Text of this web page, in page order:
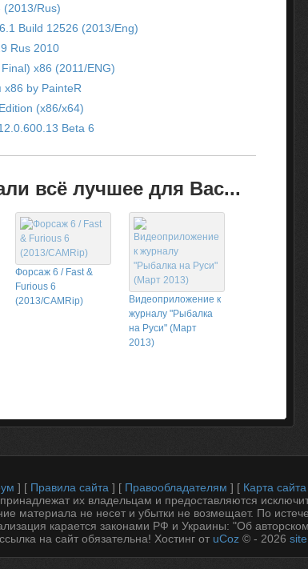
(2013/Rus)
Build 12526 (2013/Eng)
Rus 2010
x86 (2011/ENG)
by PainteR
(x86/x64)
Beta 6
всё лучшее для Вас...
Форсаж 6 / Fast &
Furious 6
(2013/CAMRip)
Видеоприложение к
журналу "Рыбалка
на Руси" (Март
2013)
] [ Правила сайта ] [ Правообладателям ] [ Карта сайта
их владельцам и предоставляются
материала не несет и убытки не возмещает. По
карается законами РФ и Украины: "Об
на сайт обязательна! Хостинг от uCoz© - 2026